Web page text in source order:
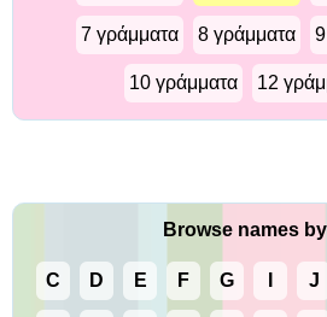
7 γράμματα 8 γράμματα
10 γράμματα 12
Browse names
C D E F G J